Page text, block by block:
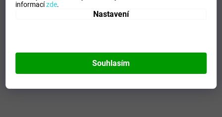
informacízde.
Nastavení
Souhlasím
Mohlo by se vám líbit
Kód:100815.100-XS
101648.880